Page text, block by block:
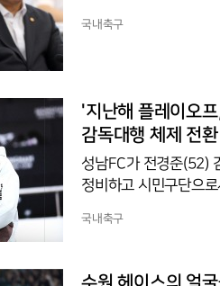
체육회장 선거인단 개
투표를 보장한다는
국내축구
'지난해 플레이오
감독대행 체제 전환
성남FC가 전경준(52)
정비하고 시민구단으
팀을 빠르게 정비하기
를 거쳐 K리그 전남
국내축구